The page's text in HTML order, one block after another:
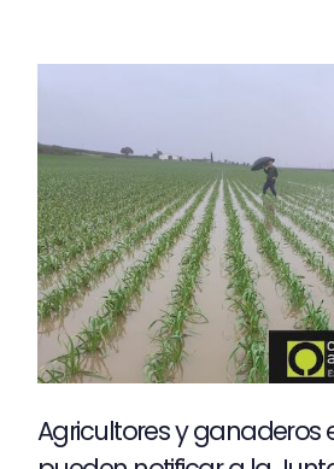
Agricultores y ganaderos